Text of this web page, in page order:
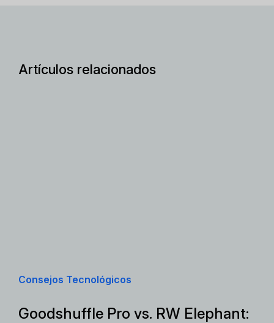
Artículos relacionados
Consejos Tecnológicos
Goodshuffle Pro vs. RW Elephant: